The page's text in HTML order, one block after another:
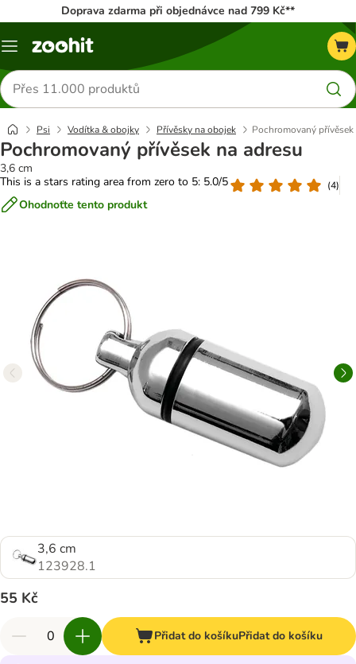
Doprava zdarma při objednávce nad 799 Kč**
Menu
Hledat
produkty
Psi Vodítka & obojky Přívěsky na obojek Pochromovaný přívěsek
Pochromovaný přívěsek na adresu
3,6 cm
This is a stars rating area from zero to 5: 5.0/5
(4)
Ohodnoťte tento produkt
3,6 cm
123928.1
55 Kč
Přidat do košíkuPřidat do košíku